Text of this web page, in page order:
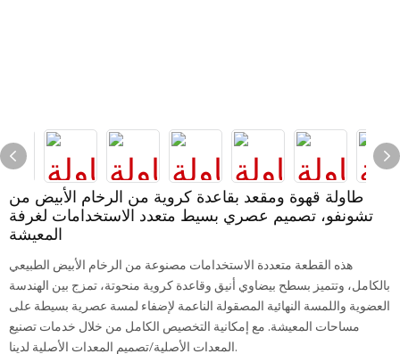
طاولة قهوة ومقعد بقاعدة كروية من الرخام الأبيض من
تشونفو، تصميم عصري بسيط متعدد الاستخدامات لغرفة
المعيشة
هذه القطعة متعددة الاستخدامات مصنوعة من الرخام الأبيض الطبيعي
بالكامل، وتتميز بسطح بيضاوي أنيق وقاعدة كروية منحوتة، تمزج بين الهندسة
العضوية واللمسة النهائية المصقولة الناعمة لإضفاء لمسة عصرية بسيطة على
مساحات المعيشة. مع إمكانية التخصيص الكامل من خلال خدمات تصنيع
المعدات الأصلية/تصميم المعدات الأصلية لدينا.